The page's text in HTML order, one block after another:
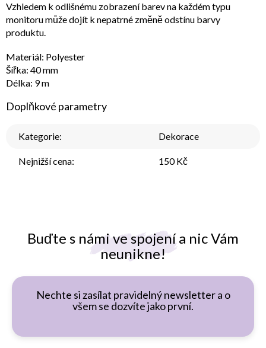
Buďte s námi ve spojení a nic Vám
neunikne!
Nechte si zasílat pravidelný newsletter a o
všem se dozvíte jako první.
Vzhledem k odlišnému zobrazení barev na každém typu
monitoru může dojít k nepatrné změně odstínu barvy
produktu.
Materiál: Polyester
Šířka: 40 mm
Délka: 9 m
Doplňkové parametry
Kategorie: Dekorace
Nejnižší cena: 150 Kč